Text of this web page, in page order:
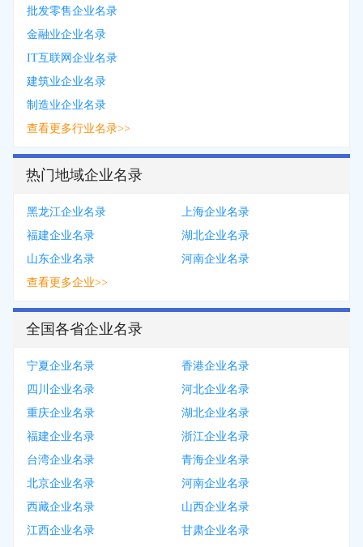
批发零售企业名录
金融业企业名录
IT互联网企业名录
建筑业企业名录
制造业企业名录
查看更多行业名录>>
热门地域企业名录
黑龙江企业名录
上海企业名录
福建企业名录
湖北企业名录
山东企业名录
河南企业名录
查看更多企业>>
全国各省企业名录
宁夏企业名录
香港企业名录
四川企业名录
河北企业名录
重庆企业名录
湖北企业名录
福建企业名录
浙江企业名录
台湾企业名录
青海企业名录
北京企业名录
河南企业名录
西藏企业名录
山西企业名录
江西企业名录
甘肃企业名录